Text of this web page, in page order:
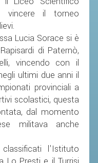
vincere il torneo
Lucia Sorace si è
di Paternò,
vincendo con il
ultimi due anni il
provinciali a
scolastici, questa
dal momento
militava anche
l'Istituto
NAZIONALE
TERRITORIALI
ATLETI
E TESSERAMENTO